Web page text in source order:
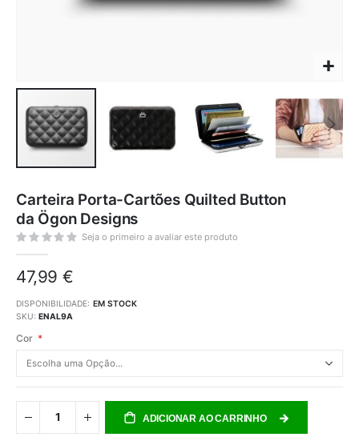
o
início
da
Galeria
de
imagens
Carteira Porta-Cartões Quilted Button
da Ögon Designs
Seja o primeiro a avaliar este produto
47,99 €
DISPONIBILIDADE: EM STOCK
SKU ENAL9A
Cor
ADICIONAR AO CARRINHO